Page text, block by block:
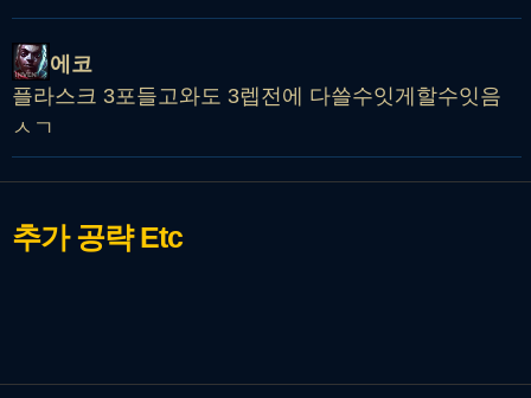
에코
플라스크 3포들고와도 3렙전에 다쓸수잇게할수잇음
ㅅㄱ
추가 공략Etc